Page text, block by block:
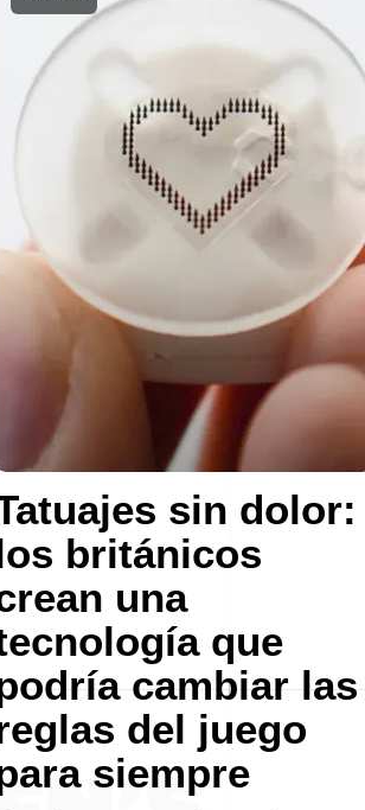
sin dolor:
británicos
una
que
cambiar las
del juego
siempre